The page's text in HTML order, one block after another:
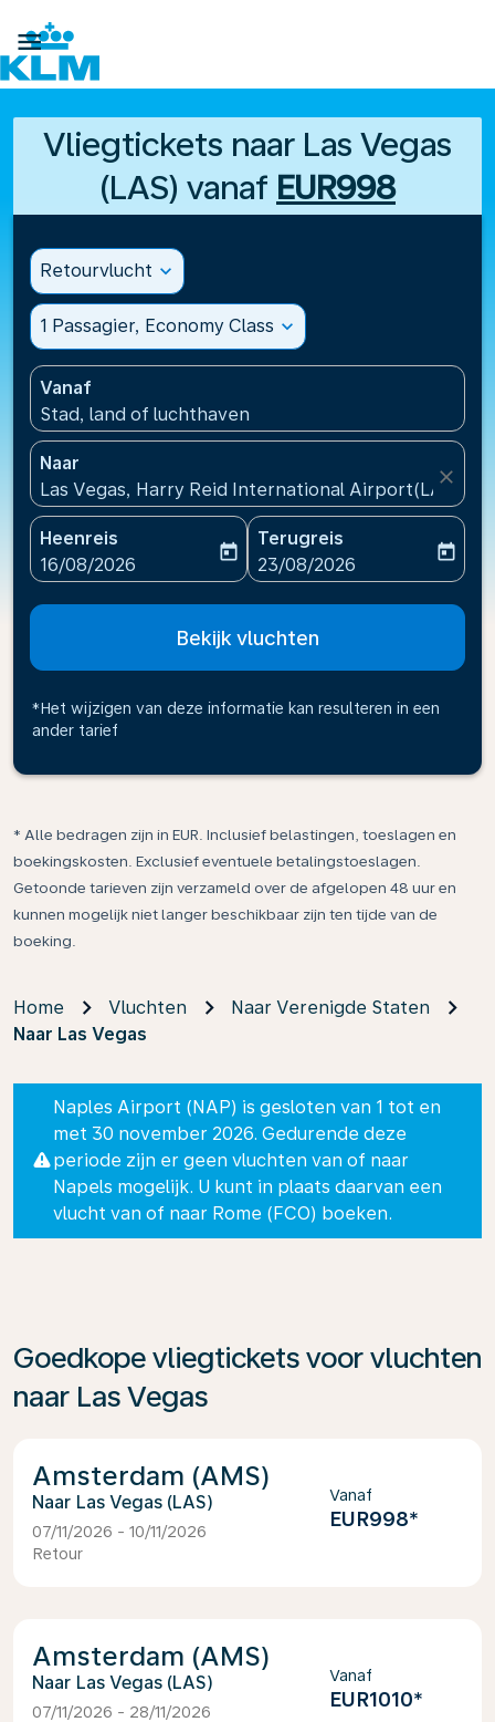

Vliegtickets naar Las Vegas
(LAS) vanaf EUR998
Retourvlucht expand_more
1 Passagier, Economy Class expand_more
Vanaf
Stad, land of luchthaven
Naar
Las Vegas, Harry Reid International Airport(LAS),
close
Heenreis
fc-booking-departure-date-aria-label
16/08/2026
today
Terugreis
fc-booking-return-date-
23/08/2026
today
Bekijk vluchten
*Het wijzigen van deze informatie kan resulteren in een
ander tarief
* Alle bedragen zijn in EUR. Inclusief belastingen, toeslagen en
boekingskosten. Exclusief eventuele betalingstoeslagen.
Getoonde tarieven zijn verzameld over de afgelopen 48 uur en
kunnen mogelijk niet langer beschikbaar zijn ten tijde van de
boeking.
Home Vluchten
Naar Verenigde Staten
Naar Las Vegas
Naples Airport (NAP) is gesloten van 1 tot en
met 30 november 2026. Gedurende deze
periode zijn er geen vluchten van of naar
Napels mogelijk. U kunt in plaats daarvan een
vlucht van of naar Rome (FCO) boeken.
Goedkope vliegtickets voor vluchten
naar Las Vegas
Amsterdam (AMS)
Las Vegas (LAS)
07/11/2026 - 10/11/2026
Retour
Vanaf
EUR998*
Amsterdam (AMS)
Las Vegas (LAS)
07/11/2026 - 28/11/2026
Vanaf
EUR1010*